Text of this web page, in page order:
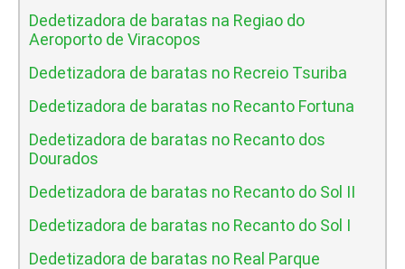
Dedetizadora de baratas na Regiao do
Aeroporto de Viracopos
Dedetizadora de baratas no Recreio Tsuriba
Dedetizadora de baratas no Recanto Fortuna
Dedetizadora de baratas no Recanto dos
Dourados
Dedetizadora de baratas no Recanto do Sol II
Dedetizadora de baratas no Recanto do Sol I
Dedetizadora de baratas no Real Parque